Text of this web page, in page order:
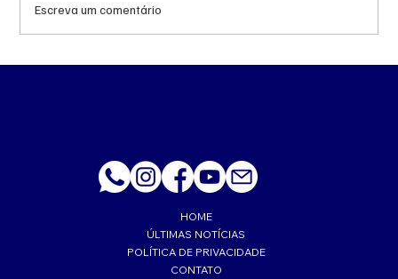
Escreva um comentário
HOME
ÚLTIMAS NOTÍCIAS
POLÍTICA DE PRIVACIDADE
CONTATO